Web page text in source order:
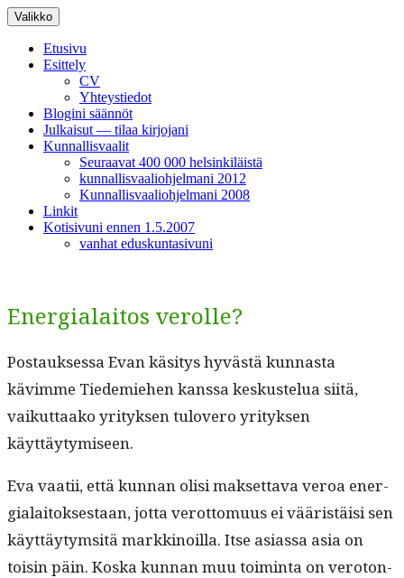
Siirry
sisältöön
Valikko
Etusivu
Esittely
CV
Yhteystiedot
Blogini säännöt
Julkaisut — tilaa kirjojani
Kunnallisvaalit
Seuraavat 400 000 helsinkiläistä
kunnallisvaaliohjelmani 2012
Kunnallisvaaliohjelmani 2008
Linkit
Kotisivuni ennen 1.5.2007
vanhat eduskuntasivuni
Energialaitos verolle?
Postauk­ses­sa Evan käsi­tys hyvästä kun­nas­ta
kävimme Tiedemiehen kanssa keskustelua siitä,
vaikut­taako yri­tyk­sen tulovero yri­tyk­sen
käyttäytymiseen.
Eva vaatii, että kun­nan olisi mak­set­ta­va veroa ener­
gialaitok­ses­taan, jot­ta verot­to­muus ei vääristäisi sen
käyt­täy­tym­sitä markki­noil­la. Itse asi­as­sa asia on
toisin päin. Kos­ka kun­nan muu toim­inta on vero­ton­